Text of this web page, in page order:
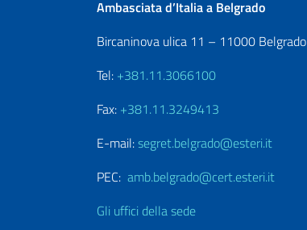
Ambasciata d’Italia a Belgrado
Bircaninova ulica 11 – 11000 Belgrado
Tel: +381.11.3066100
Fax: +381.11.3249413
E-mail:segret.belgrado@esteri.it
PEC: amb.belgrado@cert.esteri.it
Gli uffici della sede